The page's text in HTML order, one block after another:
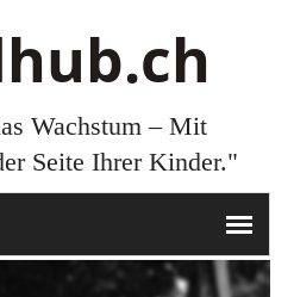
Wachstum – Mit
Seite Ihrer Kinder."